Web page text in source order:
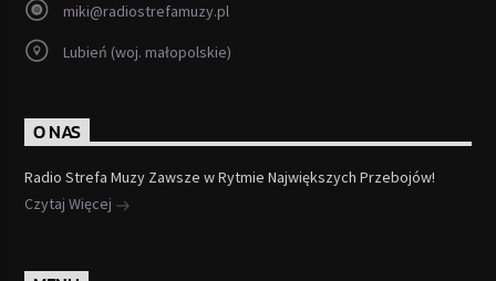
miki@radiostrefamuzy.pl
Lubień (woj. małopolskie)
O NAS
Radio Strefa Muzy Zawsze w Rytmie Największych Przebojów!
Czytaj Więcej